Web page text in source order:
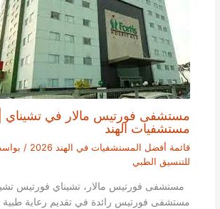
مستشفى فورتيس مالار في
مستشفيات الهند
قائمة أفضل المستشفيات في الهند 2026 /
للتنسيق الطبي
مستشفى فورتيس مالار، تشيناي فورتيس
مستشفى فورتيس رائدة في تقديم رعاية